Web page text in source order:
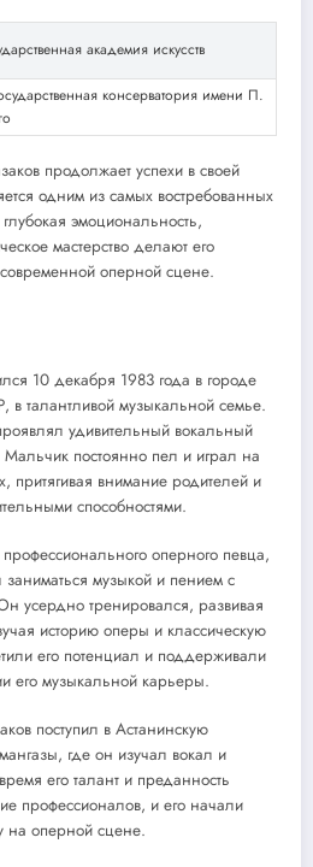
академия искусств
консерватория имени П.
продолжает успехи в своей
одним из самых востребованных
эмоциональность,
мастерство делают его
оперной сцене.
10 декабря 1983 года в городе
в талантливой музыкальной семье.
удивительный вокальный
постоянно пел и играл на
притягивая внимание родителей и
способностями.
оперного певца,
музыкой и пением с
усердно тренировался, развивая
историю оперы и классическую
его потенциал и поддерживали
его музыкальной карьеры.
поступил в Астанинскую
где он изучал вокал и
его талант и преданность
профессионалов, и его начали
на оперной сцене.